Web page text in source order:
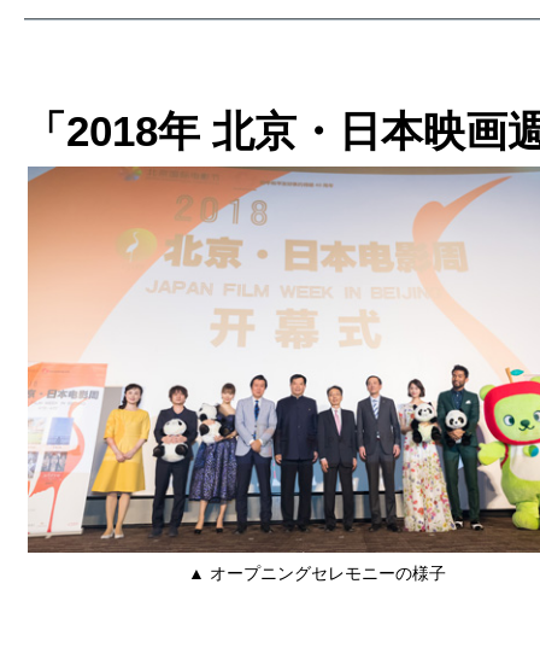
「2018年 北京・日本映
▲ オープニングセレモニーの様子